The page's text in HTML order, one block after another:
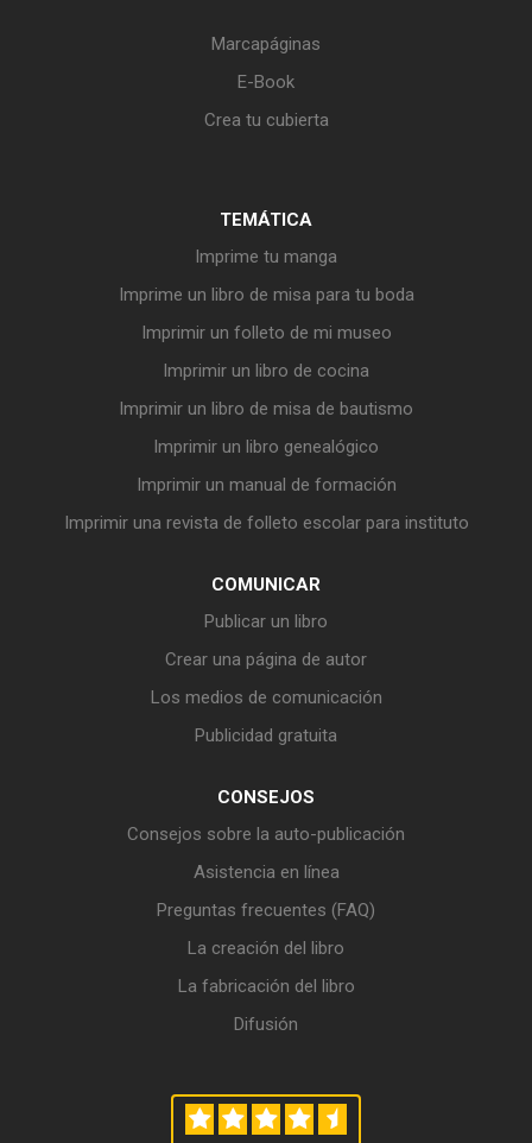
Marcapáginas
E-Book
Crea tu cubierta
TEMÁTICA
Imprime tu manga
Imprime un libro de misa para tu boda
Imprimir un folleto de mi museo
Imprimir un libro de cocina
Imprimir un libro de misa de bautismo
Imprimir un libro genealógico
Imprimir un manual de formación
Imprimir una revista de folleto escolar para instituto
COMUNICAR
Publicar un libro
Crear una página de autor
Los medios de comunicación
Publicidad gratuita
CONSEJOS
Consejos sobre la auto-publicación
Asistencia en línea
Preguntas frecuentes (FAQ)
La creación del libro
La fabricación del libro
Difusión